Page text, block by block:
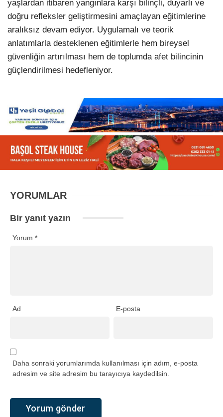
yaşlardan itibaren yangınlara karşı bilinçli, duyarlı ve
doğru refleksler geliştirmesini amaçlayan eğitimlerine
aralıksız devam ediyor. Uygulamalı ve teorik
anlatımlarla desteklenen eğitimlerle hem bireysel
güvenliğin artırılması hem de toplumda afet bilincinin
güçlendirilmesi hedefleniyor.
YORUMLAR
Bir yanıt yazın
Yorum *
Ad E-posta
Daha sonraki yorumlarımda kullanılması için adım, e-posta
adresim ve site adresim bu tarayıcıya kaydedilsin.